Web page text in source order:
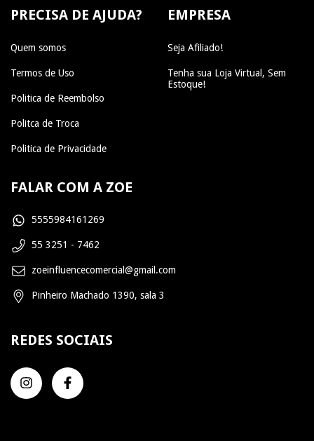
PRECISA DE AJUDA?
Quem somos
Termos de Uso
Politica de Reembolso
Politca de Troca
Politica de Privacidade
EMPRESA
Seja Afiliado!
Tenha sua Loja Virtual, Sem
Estoque!
FALAR COM A ZOE
5555984161269
55 3251 - 7462
zoeinfluencecomercial@gmail.com
Pinheiro Machado 1390, sala 3
REDES SOCIAIS